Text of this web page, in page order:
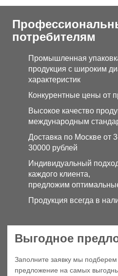
потребителям
Промышленная
продукция с широким
характеристик
Конкурентные цены от
Высокое качество
международным
Доставка по Москве от
30000 рублей
Индивидуальный
каждого клиента,
предложим
Продукция всегда в
Выгодное
Заполните заявку мы
предложение на самых